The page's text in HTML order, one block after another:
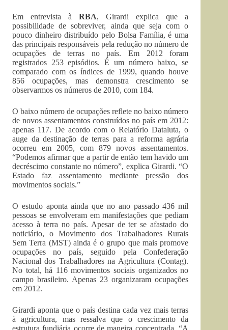
Em entrevista àRBA, Girardi explica que a
possibilidade de sobreviver, ainda que seja com o
pouco dinheiro distribuído pelo Bolsa Família, é uma
das principais responsáveis pela redução no número de
ocupações de terras no país. Em 2012 foram
registrados 253 episódios. É um número baixo, se
comparado com os índices de 1999, quando houve
856 ocupações, mas demonstra crescimento se
observarmos os números de 2010, com 184.
O baixo número de ocupações reflete no baixo número
de novos assentamentos construídos no país em 2012:
apenas 117. De acordo com o Relatório Dataluta, o
auge da destinação de terras para a reforma agrária
ocorreu em 2005, com 879 novos assentamentos.
“Podemos afirmar que a partir de então tem havido um
decréscimo constante no número”, explica Girardi. “O
Estado faz assentamento mediante pressão dos
movimentos sociais.”
O estudo aponta ainda que no ano passado 436 mil
pessoas se envolveram em manifestações que pediam
acesso à terra no país. Apesar de ter se afastado do
noticiário, o Movimento dos Trabalhadores Rurais
Sem Terra (MST) ainda é o grupo que mais promove
ocupações no país, seguido pela Confederação
Nacional dos Trabalhadores na Agricultura (Contag).
No total, há 116 movimentos sociais organizados no
campo brasileiro. Apenas 23 organizaram ocupações
em 2012.
Girardi aponta que o país destina cada vez mais terras
à agricultura, mas ressalva que o crescimento da
estrutura fundiária ocorre de maneira concentrada. “A